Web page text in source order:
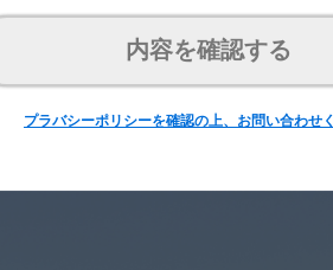
内容を確認する
プラバシーポリシーを確認の上、お問い合わせ